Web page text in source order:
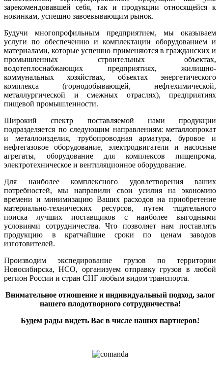
зарекомендовавшей себя, так и продукции относящейся к
новинкам, успешно завоевывающим рынок.
Будучи многопрофильным предприятием, мы оказываем
услуги по обеспечению и комплектации оборудованием и
материалами, которые успешно применяются в гражданских и
промышленных строительных объектах,
водотеплоснабжающих предприятиях, жилищно-
коммунальных хозяйствах, объектах энергетического
комплекса (горнодобывающей, нефтехимической,
металлургической и смежных отраслях), предприятиях
пищевой промышленности.
Широкий спектр поставляемой нами продукции
подразделяется по следующим направлениям: металлопрокат
и металлоизделия, трубопроводная арматура, буровое и
нефтегазовое оборудование, электродвигатели и насосные
агрегаты, оборудование для комплексов пищепрома,
электротехническое и вентиляционное оборудование.
Для наиболее комплексного удовлетворения ваших
потребностей, мы направили свои усилия на экономию
времени и минимизацию Ваших расходов на приобретение
материально-технических ресурсов, путем тщательного
поиска лучших поставщиков с наиболее выгодными
условиями сотрудничества. Что позволяет нам поставлять
продукцию в кратчайшие сроки по ценам заводов
изготовителей.
Производим экспедирование грузов по территории
Новосибирска, НСО, организуем отправку грузов в любой
регион России и стран СНГ любым видом транспорта.
Внимательное отношение и индивидуальный подход, залог
нашего плодотворного сотрудничества!
Будем рады видеть Вас в числе наших партнеров!